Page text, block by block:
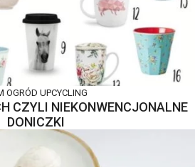
OGRÓD UPCYCLING
CZYLI NIEKONWENCJONALNE
DONICZKI